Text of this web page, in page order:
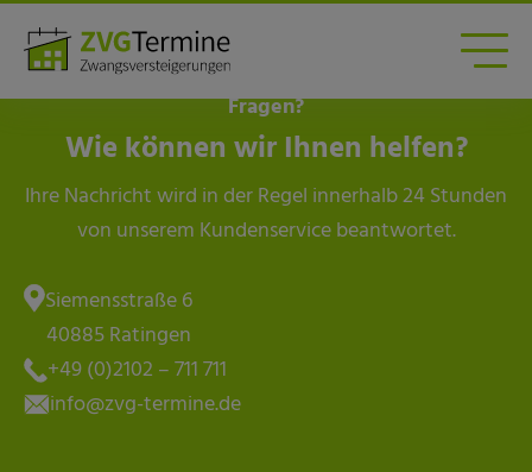
Fragen?
Wie können wir Ihnen helfen?
Ihre Nachricht wird in der Regel innerhalb 24 Stunden
von unserem Kundenservice beantwortet.
Siemensstraße 6
40885 Ratingen
+49 (0)2102 – 711 711
info@zvg-termine.de